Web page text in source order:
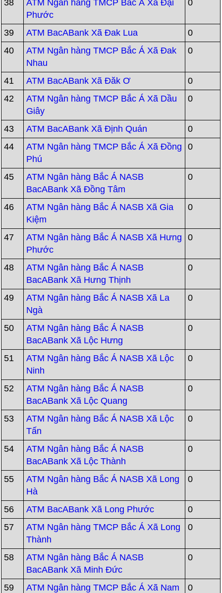
38
ATM Ngân hàng TMCP Bắc Á Xã Đại
Phước
0
39 ATM BacABank Xã Đak Lua
0
40
ATM Ngân hàng TMCP Bắc Á Xã Đak
Nhau
0
41 ATM BacABank Xã Đăk Ơ
0
42
ATM Ngân hàng TMCP Bắc Á Xã Dầu
Giây
0
43 ATM BacABank Xã Định Quán
0
44
ATM Ngân hàng TMCP Bắc Á Xã Đồng
Phú
0
45
ATM Ngân hàng Bắc Á NASB
BacABank Xã Đồng Tâm
0
46
ATM Ngân hàng Bắc Á NASB Xã Gia
Kiệm
0
47
ATM Ngân hàng Bắc Á NASB Xã Hưng
Phước
0
48
ATM Ngân hàng Bắc Á NASB
BacABank Xã Hưng Thịnh
0
49
ATM Ngân hàng Bắc Á NASB Xã La
Ngà
0
50
ATM Ngân hàng Bắc Á NASB
BacABank Xã Lộc Hưng
0
51
ATM Ngân hàng Bắc Á NASB Xã Lộc
Ninh
0
52
ATM Ngân hàng Bắc Á NASB
BacABank Xã Lộc Quang
0
53
ATM Ngân hàng Bắc Á NASB Xã Lộc
Tấn
0
54
ATM Ngân hàng Bắc Á NASB
BacABank Xã Lộc Thành
0
55
ATM Ngân hàng Bắc Á NASB Xã Long
Hà
0
56 ATM BacABank Xã Long Phước
0
57
ATM Ngân hàng TMCP Bắc Á Xã Long
Thành
0
58
ATM Ngân hàng Bắc Á NASB
BacABank Xã Minh Đức
0
59
ATM Ngân hàng TMCP Bắc Á Xã Nam
0